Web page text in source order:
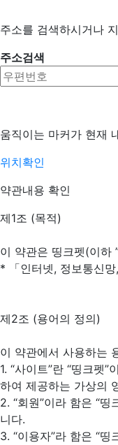
주소를 검색하시거나
주소검색
움직이는 마커가 현재
위치확인
약관내용 확인
제1조 (목적)
이 약관은 띵크펫(이하
* 「인터넷, 정보통신
제2조 (용어의 정의)
이 약관에서 사용하는
1. “사이트”란 “띵크펫
하여 제공하는 가상의
2. “회원”이라 함은 “
니다.
3. “이용자”라 함은 “